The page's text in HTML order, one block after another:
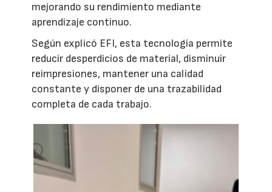
mejorando su rendimiento mediante
aprendizaje continuo.
Según explicó EFI, esta tecnología permite
reducir desperdicios de material, disminuir
reimpresiones, mantener una calidad
constante y disponer de una trazabilidad
completa de cada trabajo.